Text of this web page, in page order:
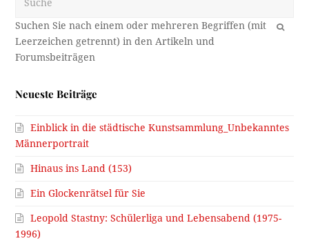
OK
Neueste Beiträge
Einblick in die städtische Kunstsammlung_Unbekanntes
Männerportrait
Hinaus ins Land (153)
Ein Glockenrätsel für Sie
Leopold Stastny: Schülerliga und Lebensabend (1975-
1996)